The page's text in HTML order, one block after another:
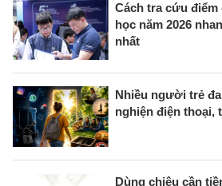
Cách tra cứu
học năm 2026
nhất
Nhiều người trẻ
nghiện điện thoại,
Dùng chiêu cần